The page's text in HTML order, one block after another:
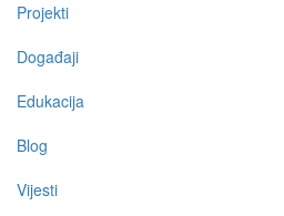
Projekti
Događaji
Edukacija
Blog
Vijesti